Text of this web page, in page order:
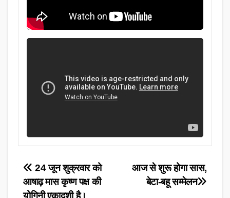
Post
navigation
आज से शुरू होगा सास,
बेटा-बहू सम्मेलन
24 जून शुक्रवार को
आषाढ़ मास कृष्ण पक्ष की
योगिनी एकादशी है।